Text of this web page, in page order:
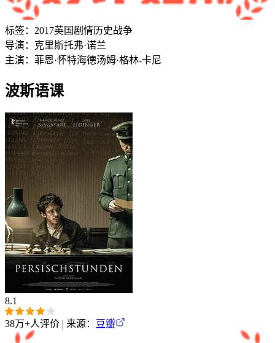
标签： 2017英国剧情历史战争
导演：
克里斯托弗·诺兰
主演： 菲恩·怀特海德汤姆·格林-卡尼
波斯语课
8.1
38万+人评价 | 来源： 豆瓣